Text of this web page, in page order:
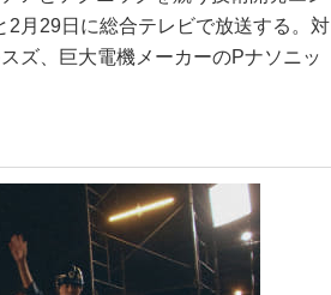
月29日に総合テレビで放送する。対
ズ、巨大電機メーカーのPナソニッ